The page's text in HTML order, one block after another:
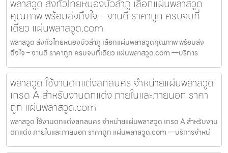
พลาสวูด ส่งทั่วไทยหนองบัวลำภู เลือกแผ่นพลาสวูด
คุณภาพ พร้อมส่งถึงใจ – งานดี ราคาถูก ครบจบที่
เดียว แผ่นพลาสวูด.com
พลาสวูด ส่งทั่วไทยหนองบัวลำภู เลือกแผ่นพลาสวูดคุณภาพ พร้อมส่ง
ถึงใจ – งานดี ราคาถูก ครบจบที่เดียว แผ่นพลาสวูด.com —บริการ
พลาสวูด ใช้งานตกแต่งสกลนคร จำหน่ายแผ่นพลาสวูด
เกรด A สำหรับงานตกแต่ง ภายในและภายนอก ราคา
ถูก แผ่นพลาสวูด.com
พลาสวูด ใช้งานตกแต่งสกลนคร จำหน่ายแผ่นพลาสวูด เกรด A สำหรับงาน
ตกแต่ง ภายในและภายนอก ราคาถูก แผ่นพลาสวูด.com —บริการจำหน่